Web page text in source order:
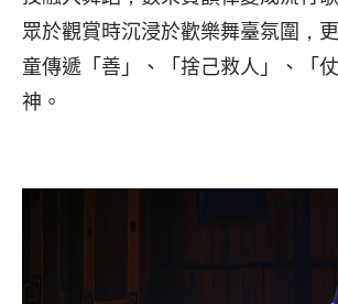
眾於觀賞時沉浸於歡樂舞臺氛圍，
童傳遞「善」、「捨己救人」、「
神。